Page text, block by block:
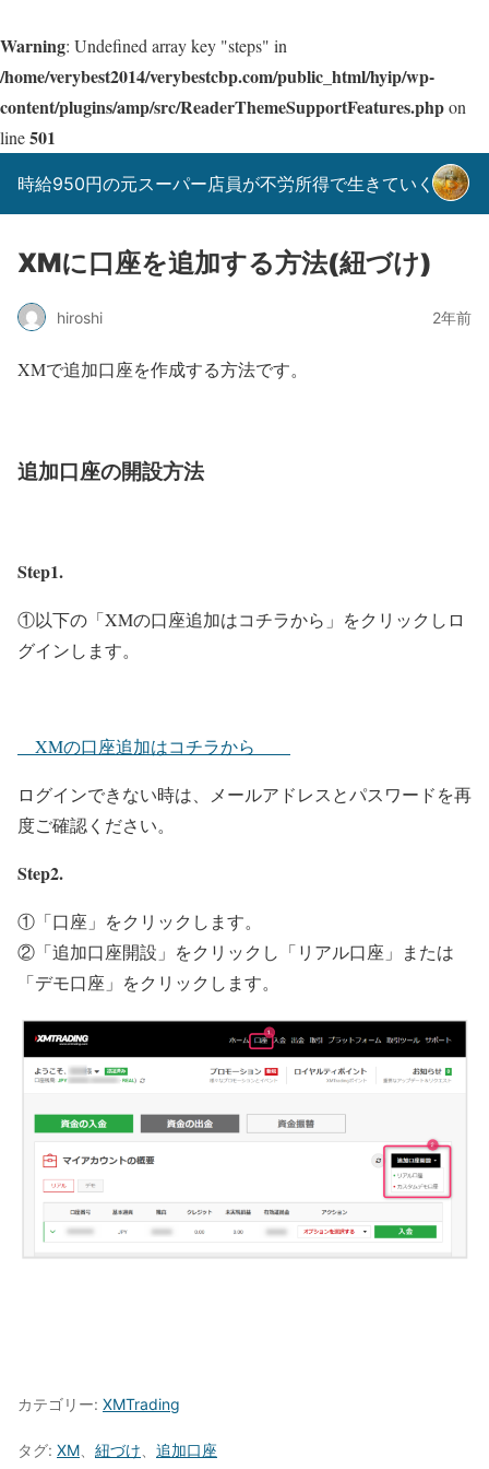
Warning: Undefined array key "steps" in
/home/verybest2014/verybestcbp.com/public_html/hyip/wp-
content/plugins/amp/src/ReaderThemeSupportFeatures.phpon
line501
時給950円の元スーパー店員が不労所得で生きていく！
XMに口座を追加する方法(紐づけ)
hiroshi 2年前
XMで追加口座を作成する方法です。
追加口座の開設方法
Step1.
①以下の「XMの口座追加はコチラから」をクリックしロ
グインします。
XMの口座追加はコチラから
ログインできない時は、メールアドレスとパスワードを再
度ご確認ください。
Step2.
①「口座」をクリックします。
②「追加口座開設」をクリックし「リアル口座」または
「デモ口座」をクリックします。
カテゴリー: XMTrading
タグ: XM 紐づけ 追加口座